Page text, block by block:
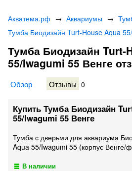
Акватема.рф → Аквариумы →
Тумба Биодизайн Turt-House Aqua
Тумба Биодизайн Turt-
55/Iwagumi 55 Венге
Обзор Отзывы 0
Купить Тумба Биодизайн
55/Iwagumi 55 Венге
Тумба с дверьми для аквариума
Aqua 55/Iwagumi 55 (корпус Венге/
В наличии